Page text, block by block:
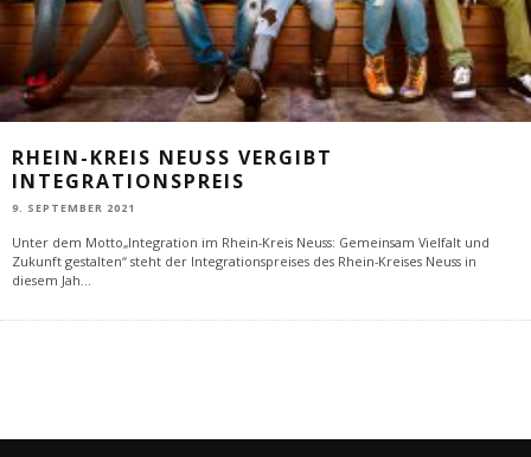
RHEIN-KREIS NEUSS VERGIBT
INTEGRATIONSPREIS
9. SEPTEMBER 2021
Unter dem Motto„Integration im Rhein-Kreis Neuss: Gemeinsam Vielfalt und
Zukunft gestalten“ steht der Integrationspreises des Rhein-Kreises Neuss in
diesem Jah...